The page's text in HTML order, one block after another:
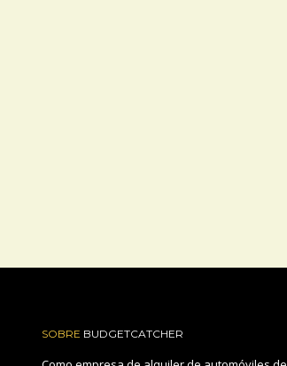
SOBRE BUDGETCATCHER